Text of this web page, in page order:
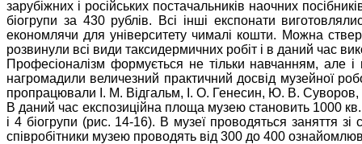
зарубіжних і російських постачальників наочних
біогрупи за 430 рублів. Всі інші експонати
економлячи для університету чималі кошти. Можна
розвинули всі види таксидермичних робіт і в даний час
Професіоналізм формується не тільки навчанням, але
нагромадили величезний практичний досвід музейної
пропрацювали І. М. Відгальм, І. О. Генесин, Ю. В. Суворов,
В даний час експозиційна площа музею становить 1000
і 4 біогрупи (рис. 14-16). В музеї проводяться заняття
співробітники музею проводять від 300 до 400